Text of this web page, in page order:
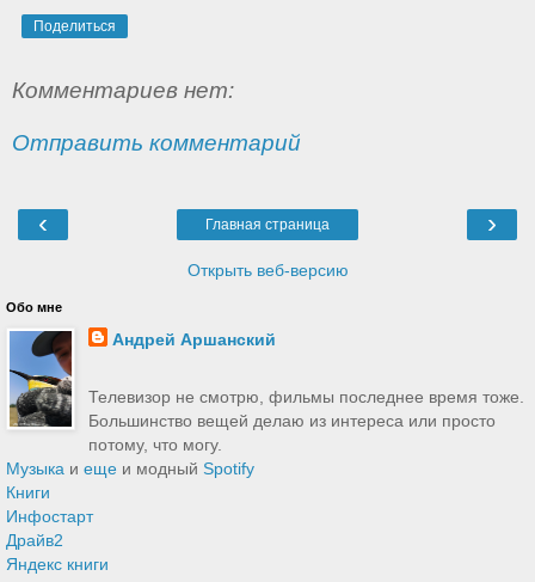
Поделиться
Комментариев нет:
Отправить комментарий
‹ ›
Главная страница
Открыть веб-версию
Обо мне
Андрей Аршанский
Телевизор не смотрю, фильмы последнее время тоже.
Большинство вещей делаю из интереса или просто
потому, что могу.
Музыка и еще и модный Spotify
Книги
Инфостарт
Драйв2
Яндекс книги